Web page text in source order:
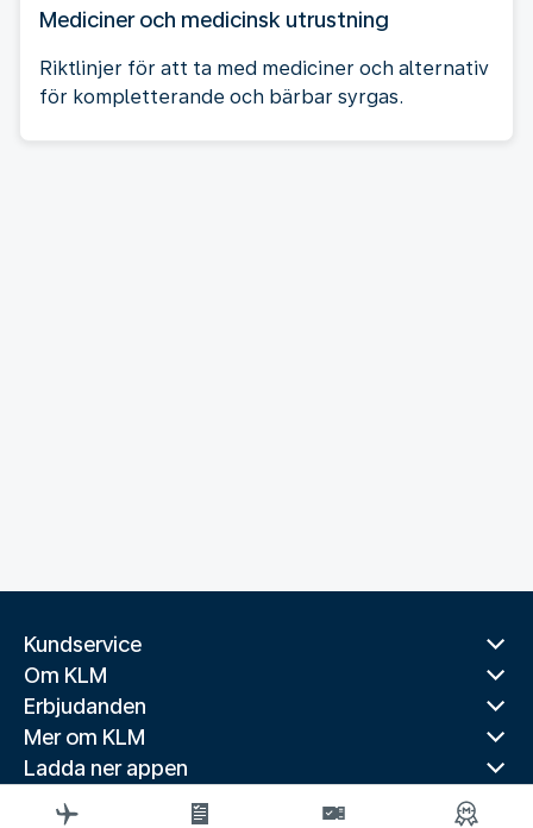
Mediciner och medicinsk utrustning
Riktlinjer för att ta med mediciner och alternativ
för kompletterande och bärbar syrgas.
Kundservice
Om KLM
Erbjudanden
Mer om KLM
Ladda ner appen
Relaterade webbplatser